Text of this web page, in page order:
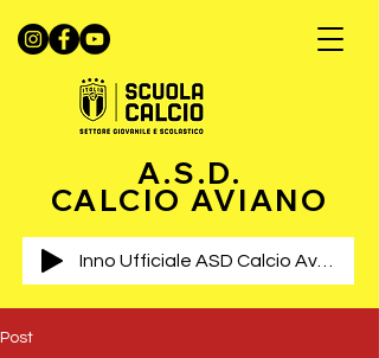
A.S.D.
CALCIO AVIANO
Post